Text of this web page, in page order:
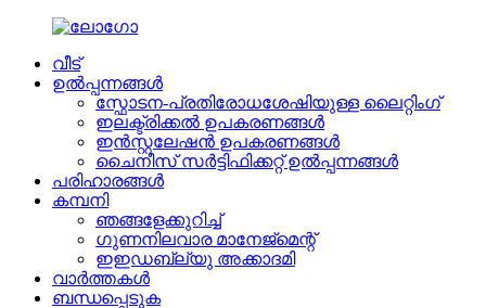
വീട്
ഉൽപ്പന്നങ്ങൾ
സ്ഫോടന-പ്രതിരോധശേഷിയുള്ള ലൈറ്റിംഗ്
ഇലക്ട്രിക്കൽ ഉപകരണങ്ങൾ
ഇൻസ്റ്റലേഷൻ ഉപകരണങ്ങൾ
ചൈനീസ് സർട്ടിഫിക്കറ്റ് ഉൽപ്പന്നങ്ങൾ
പരിഹാരങ്ങൾ
കമ്പനി
ഞങ്ങളേക്കുറിച്ച്
ഗുണനിലവാര മാനേജ്മെന്റ്
ഇഇഡബ്ല്യു അക്കാദമി
വാർത്തകൾ
ബന്ധപ്പെടുക